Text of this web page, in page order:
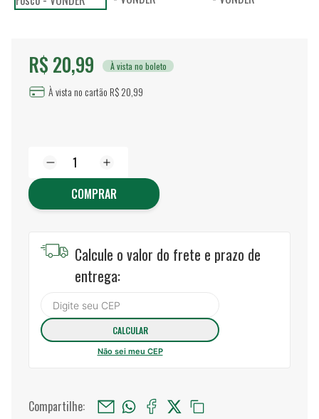
R$ 20,99 À vista no boleto
À vista no cartão R$ 20,99
COMPRAR
Calcule o valor do frete e prazo de
entrega:
Não sei meu CEP
Compartilhe: